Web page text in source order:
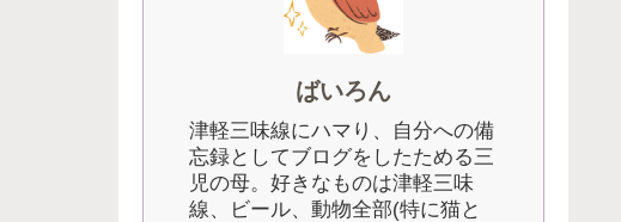
ばいろん
津軽三味線にハマり、自分への備
忘録としてブログをしたためる三
児の母。好きなものは津軽三味
線、ビール、動物全部(特に猫と